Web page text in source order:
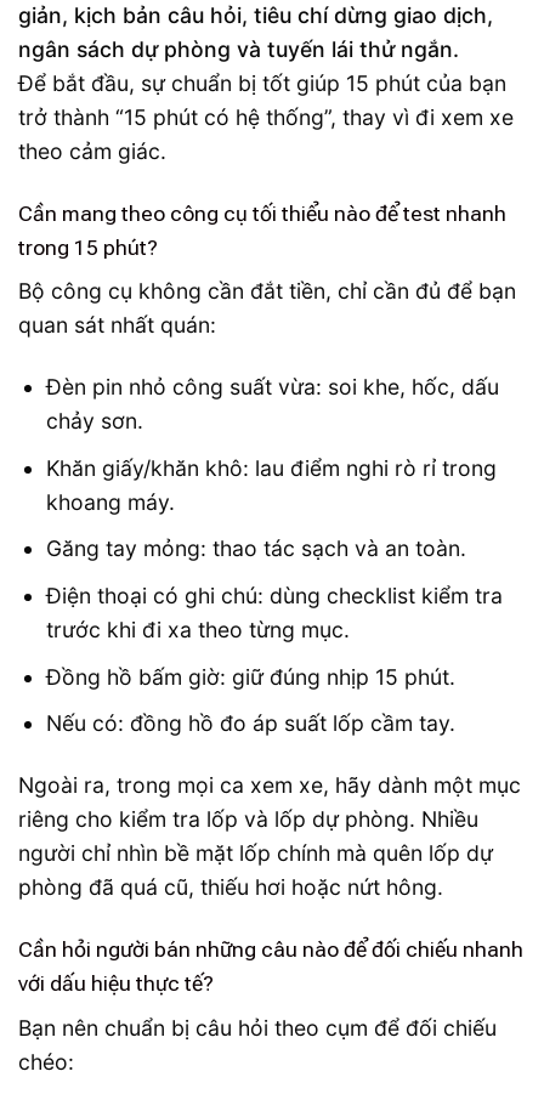
giản, kịch bản câu hỏi, tiêu chí dừng giao dịch,
ngân sách dự phòng và tuyến lái thử ngắn.
Để bắt đầu, sự chuẩn bị tốt giúp 15 phút của bạn
trở thành “15 phút có hệ thống”, thay vì đi xem xe
theo cảm giác.
Cần mang theo công cụ tối thiểu nào để test nhanh
trong 15 phút?
Bộ công cụ không cần đắt tiền, chỉ cần đủ để bạn
quan sát nhất quán:
Đèn pin nhỏ công suất vừa: soi khe, hốc, dấu
chảy sơn.
Khăn giấy/khăn khô: lau điểm nghi rò rỉ trong
khoang máy.
Găng tay mỏng: thao tác sạch và an toàn.
Điện thoại có ghi chú: dùng checklist kiểm tra
trước khi đi xa theo từng mục.
Đồng hồ bấm giờ: giữ đúng nhịp 15 phút.
Nếu có: đồng hồ đo áp suất lốp cầm tay.
Ngoài ra, trong mọi ca xem xe, hãy dành một mục
riêng cho kiểm tra lốp và lốp dự phòng. Nhiều
người chỉ nhìn bề mặt lốp chính mà quên lốp dự
phòng đã quá cũ, thiếu hơi hoặc nứt hông.
Cần hỏi người bán những câu nào để đối chiếu nhanh
với dấu hiệu thực tế?
Bạn nên chuẩn bị câu hỏi theo cụm để đối chiếu
chéo: